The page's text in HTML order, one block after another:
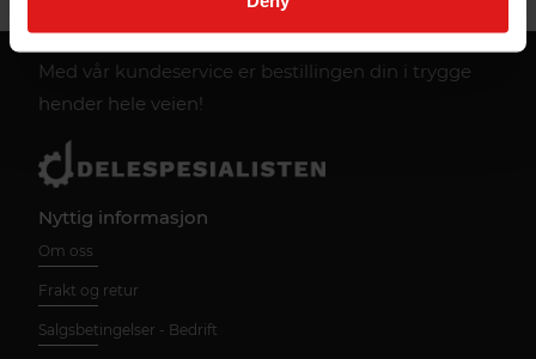
Med vår kundeservice er bestillingen din i trygge
hender hele veien!
Nyttig informasjon
Om oss
Frakt og retur
Salgsbetingelser - Bedrift